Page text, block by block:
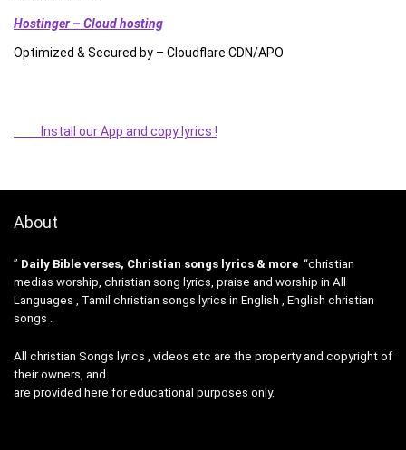
Hostinger – Cloud hosting
Optimized & Secured by – Cloudflare CDN/APO
Install our App and copy lyrics !
About
” Daily Bible verses, Christian songs lyrics & more “christian
medias worship, christian song lyrics, praise and worship in All
Languages , Tamil christian songs lyrics in English , English christian
songs .
All christian Songs lyrics , videos etc are the property and copyright of
their owners, and
are provided here for educational purposes only.